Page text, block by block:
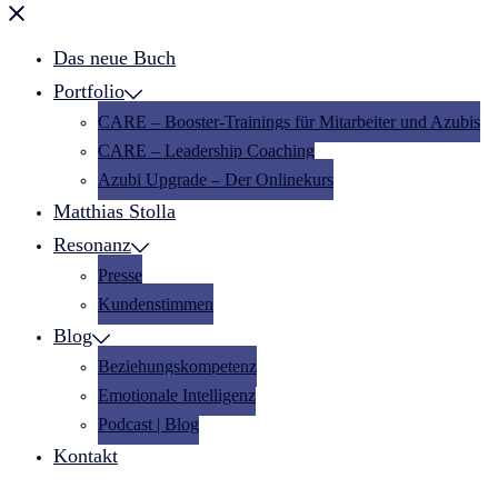
Menü
Das neue Buch
Portfolio
CARE – Booster-Trainings für Mitarbeiter und Azubis
CARE – Leadership Coaching
Azubi Upgrade – Der Onlinekurs
Matthias Stolla
Resonanz
Presse
Kundenstimmen
Blog
Beziehungskompetenz
Emotionale Intelligenz
Podcast | Blog
Kontakt